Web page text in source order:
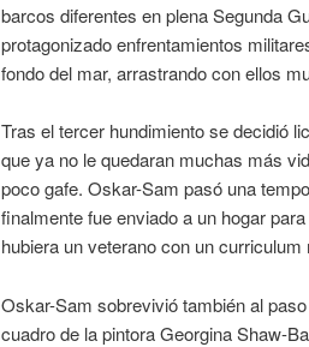
barcos diferentes en plena Segunda
protagonizado enfrentamientos
fondo del mar, arrastrando con ellos
Tras el tercer hundimiento se decidió
que ya no le quedaran muchas más
poco gafe. Oskar-Sam pasó una
finalmente fue enviado a un hogar
hubiera un veterano con un
Oskar-Sam sobrevivió también al
cuadro de la pintora Georgina Shaw-